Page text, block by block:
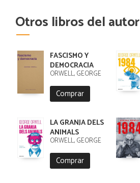
Otros libros del autor
FASCISMO Y
DEMOCRACIA
ORWELL, GEORGE
Comprar
LA GRANJA DELS
ANIMALS
ORWELL, GEORGE
Comprar